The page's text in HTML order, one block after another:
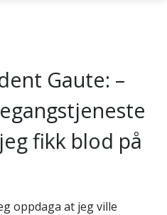
Gaute: –
fikk blod på
oppdaga at jeg ville